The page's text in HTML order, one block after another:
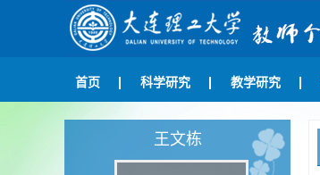
首页 科学研究 教学研究
王文栋